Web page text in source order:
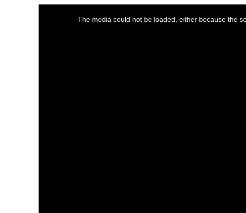
The media could not be loaded, either because the